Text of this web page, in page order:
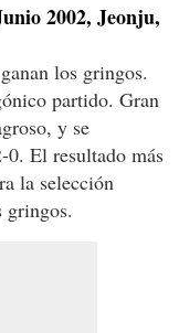
2002, Jeonju,
los gringos.
partido. Gran
y se
0. El resultado más
la selección
gringos.